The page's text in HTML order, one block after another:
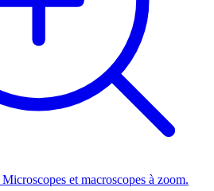
Microscopes et macroscopes à zoom.